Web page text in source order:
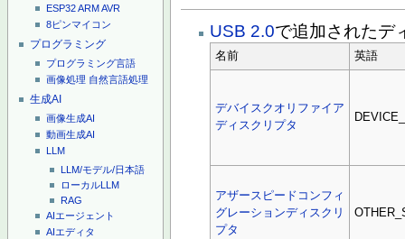
ESP32ARMAVR
8ピンマイコン
プログラミング
プログラミング言語
画像処理 自然言語処理
生成AI
画像生成AI
動画生成AI
LLM
LLM/モデル/日本語
ローカルLLM
RAG
AIエージェント
AIエディタ
USB 2.0で追加されたデ
名前 英語
デバイスクオリファイア
ディスクリプタ
アザースピードコンフィ
グレーションディスクリ
プタ